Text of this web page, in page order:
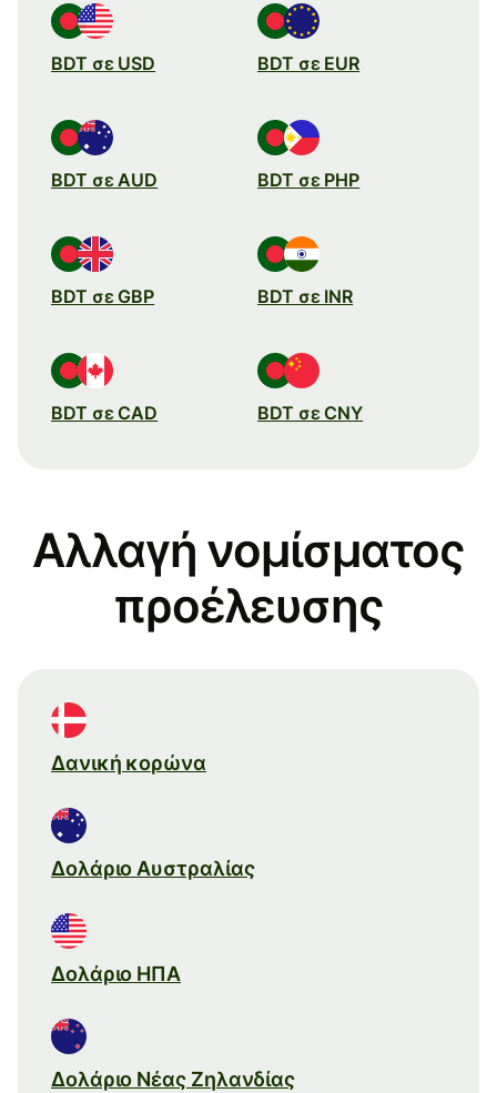
BDT σε USD BDT σε EUR
BDT σε AUD BDT σε PHP
BDT σε GBP BDT σε INR
BDT σε CAD BDT σε CNY
Αλλαγή νομίσματος
προέλευσης
Δανική κορώνα
Δολάριο Αυστραλίας
Δολάριο ΗΠΑ
Δολάριο Νέας Ζηλανδίας